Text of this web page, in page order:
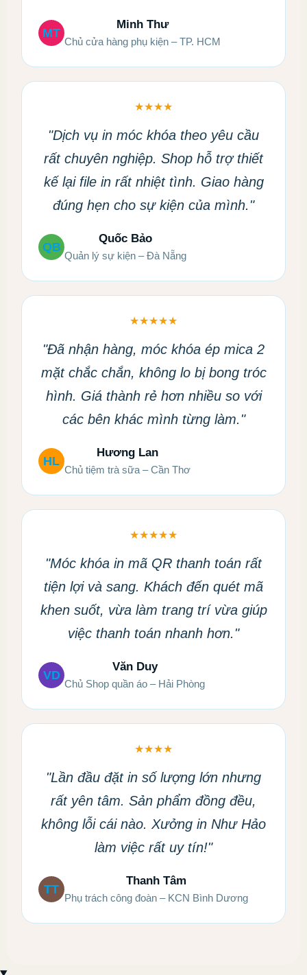
MT
Minh Thư
Chủ cửa hàng phụ kiện – TP. HCM
★★★★
"Dịch vụ in móc khóa theo yêu cầu
rất chuyên nghiệp. Shop hỗ trợ thiết
kế lại file in rất nhiệt tình. Giao hàng
đúng hẹn cho sự kiện của mình."
QB
Quốc Bảo
Quản lý sự kiện – Đà Nẵng
★★★★★
"Đã nhận hàng, móc khóa ép mica 2
mặt chắc chắn, không lo bị bong tróc
hình. Giá thành rẻ hơn nhiều so với
các bên khác mình từng làm."
HL
Hương Lan
Chủ tiệm trà sữa – Cần Thơ
★★★★★
"Móc khóa in mã QR thanh toán rất
tiện lợi và sang. Khách đến quét mã
khen suốt, vừa làm trang trí vừa giúp
việc thanh toán nhanh hơn."
VD
Văn Duy
Chủ Shop quần áo – Hải Phòng
★★★★
"Lần đầu đặt in số lượng lớn nhưng
rất yên tâm. Sản phẩm đồng đều,
không lỗi cái nào. Xưởng in Như Hảo
làm việc rất uy tín!"
TT
Thanh Tâm
Phụ trách công đoàn – KCN Bình Dương